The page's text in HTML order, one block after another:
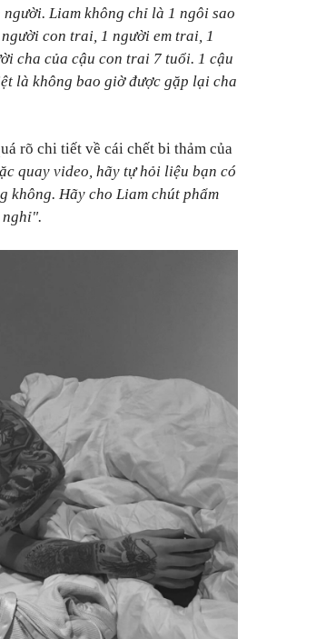
Liam không chỉ là 1 ngôi sao
con trai, 1 người em trai, 1
cha của cậu con trai 7 tuổi. 1 cậu
là không bao giờ được gặp lại cha
rõ chi tiết về cái chết bi thảm của
quay video, hãy tự hỏi liệu bạn có
không. Hãy cho Liam chút phẩm
nghỉ".